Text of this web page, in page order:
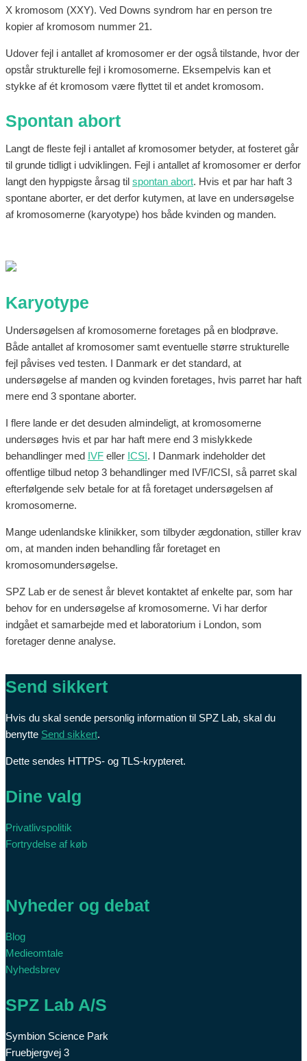
X kromosom (XXY). Ved Downs syndrom har en person tre
kopier af kromosom nummer 21.
Udover fejl i antallet af kromosomer er der også tilstande, hvor der
opstår strukturelle fejl i kromosomerne. Eksempelvis kan et
stykke af ét kromosom være flyttet til et andet kromosom.
Spontan abort
Langt de fleste fejl i antallet af kromosomer betyder, at fosteret går
til grunde tidligt i udviklingen. Fejl i antallet af kromosomer er derfor
langt den hyppigste årsag til spontan abort. Hvis et par har haft 3
spontane aborter, er det derfor kutymen, at lave en undersøgelse
af kromosomerne (karyotype) hos både kvinden og manden.
Karyotype
Undersøgelsen af kromosomerne foretages på en blodprøve.
Både antallet af kromosomer samt eventuelle større strukturelle
fejl påvises ved testen. I Danmark er det standard, at
undersøgelse af manden og kvinden foretages, hvis parret har haft
mere end 3 spontane aborter.
I flere lande er det desuden almindeligt, at kromosomerne
undersøges hvis et par har haft mere end 3 mislykkede
behandlinger med IVF eller ICSI. I Danmark indeholder det
offentlige tilbud netop 3 behandlinger med IVF/ICSI, så parret skal
efterfølgende selv betale for at få foretaget undersøgelsen af
kromosomerne.
Mange udenlandske klinikker, som tilbyder ægdonation, stiller krav
om, at manden inden behandling får foretaget en
kromosomundersøgelse.
SPZ Lab er de senest år blevet kontaktet af enkelte par, som har
behov for en undersøgelse af kromosomerne. Vi har derfor
indgået et samarbejde med et laboratorium i London, som
foretager denne analyse.
Send sikkert
Hvis du skal sende personlig information til SPZ Lab, skal du
benytte Send sikkert.
Dette sendes HTTPS- og TLS-krypteret.
Dine valg
Privatlivspolitik
Fortrydelse af køb
Nyheder og debat
Blog
Medieomtale
Nyhedsbrev
SPZ Lab A/S
Symbion Science Park
Fruebjergvej 3